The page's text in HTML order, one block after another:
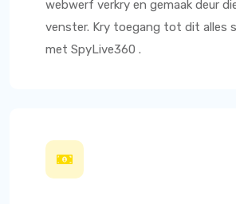
webwerf verkry en gemaak deur
venster. Kry toegang tot dit alles
met SpyLive360 .